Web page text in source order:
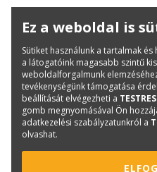
Garantált
támogatások (
Helyszíni
Felhasználói
Szoftver
Ez a weboldal is
Sütiket használunk a tartalmak
a látogatóink magasabb szintű
weboldalforgalmunk
tevékenységünk támogatása
beállítását elvégezheti a
gomb megnyomásával Ön
adatkezelési szabályzatunkról a
olvashat.